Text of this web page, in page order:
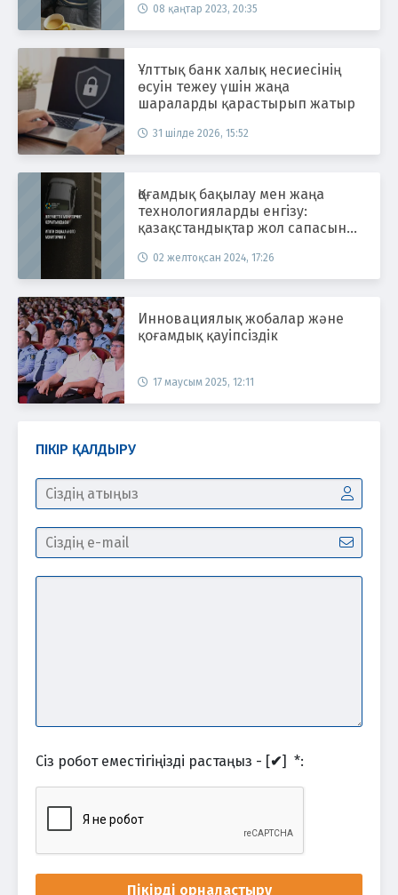
08 қаңтар 2023, 20:35
Ұлттық банк халық несиесінің
өсуін тежеу үшін жаңа
шараларды қарастырып жатыр
31 шілде 2026, 15:52
Қоғамдық бақылау мен жаңа
технологияларды енгізу:
қазақстандықтар жол сапасын
02 желтоқсан 2024, 17:26
Инновациялық жобалар және
қоғамдық қауіпсіздік
17 маусым 2025, 12:11
ПІКІР ҚАЛДЫРУ
Сіз робот еместігіңізді растаңыз - [✔] *:
Пікірді орналастыру